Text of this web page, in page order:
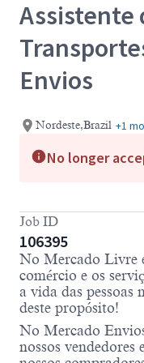
Assistente
Envios
Nordeste,Brazil +1
No longer
Job ID
106395
No Mercado Livre
comércio e os
a vida das
deste propósito!
No Mercado
nossos vendedores